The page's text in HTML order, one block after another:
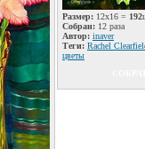
Размер: 12x16 = 192
Собран: 12 раза
Автор: inaver
Теги: Rachel
цветы